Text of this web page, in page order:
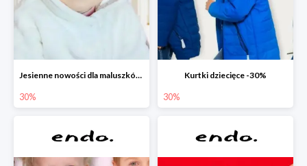
Jesienne nowości dla maluszków -30%
30%
Kurtki dziecięce -30%
30%